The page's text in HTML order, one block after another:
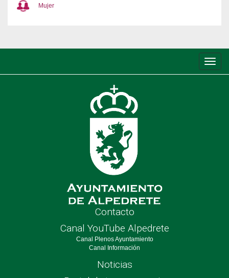
Mujer
de
Contacto
Canal YouTube Alpedrete
Canal Plenos Ayuntamiento
Canal Información
Noticias